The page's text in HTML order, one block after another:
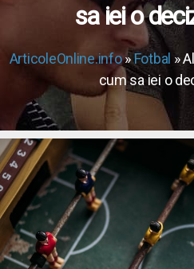
sa iei o
ArticoleOnline.info»Fotbal »
cum sa iei o